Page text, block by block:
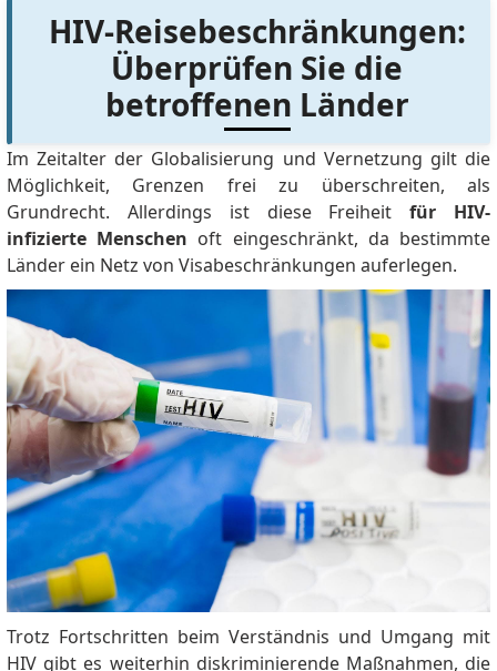
HIV-Reisebeschränkungen:
Überprüfen Sie die
betroffenen Länder
Im Zeitalter der Globalisierung und Vernetzung gilt die
Möglichkeit, Grenzen frei zu überschreiten, als
Grundrecht. Allerdings ist diese Freiheitfür HIV-
infizierte Menschen oft eingeschränkt, da bestimmte
Länder ein Netz von Visabeschränkungen auferlegen.
Trotz Fortschritten beim Verständnis und Umgang mit
HIV gibt es weiterhin diskriminierende Maßnahmen, die